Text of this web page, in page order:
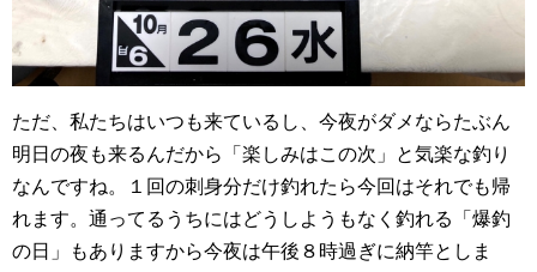
ただ、私たちはいつも来ているし、今夜がダメならたぶん
明日の夜も来るんだから「楽しみはこの次」と気楽な釣り
なんですね。１回の刺身分だけ釣れたら今回はそれでも帰
れます。通ってるうちにはどうしようもなく釣れる「爆釣
の日」もありますから今夜は午後８時過ぎに納竿としま